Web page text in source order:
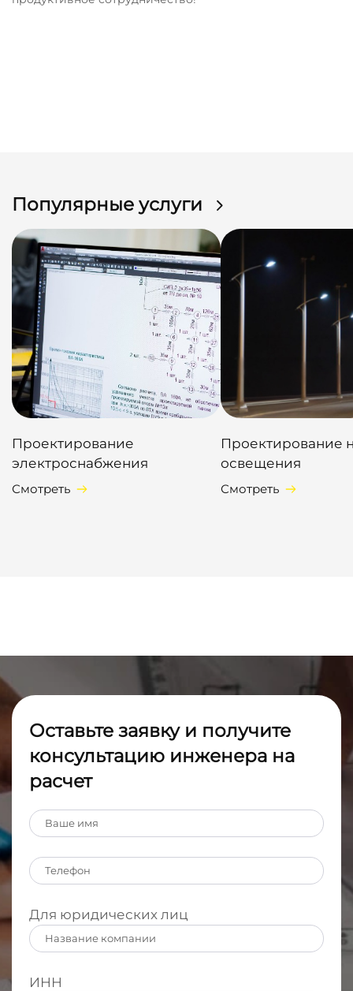
Популярные услуги
Проектирование
электроснабжения
Смотреть
Проектирование
освещения
Смотреть
Оставьте заявку и получите
консультацию инженера на
расчет
Для юридических лиц
ИНН